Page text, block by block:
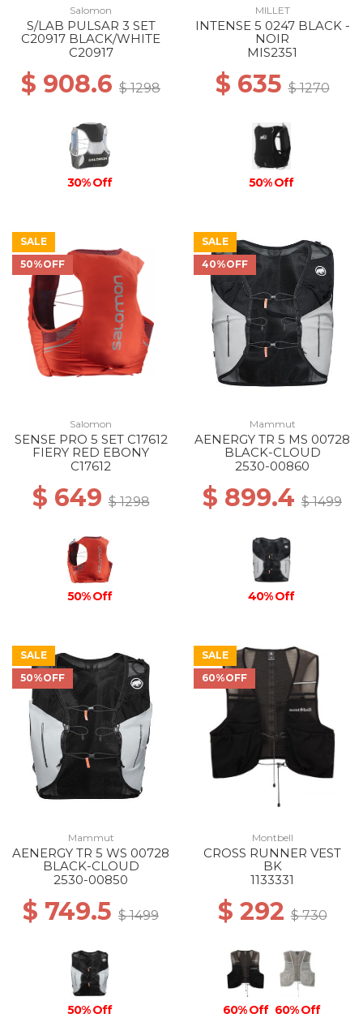
Salomon
S/LAB PULSAR 3 SET
C20917 BLACK/WHITE
C20917
$ 908.6 $ 1298
30% Off
MILLET
INTENSE 5 0247 BLACK -
NOIR
MIS2351
$ 635$ 1270
50% Off
SALE
50%OFF
Salomon
SENSE PRO 5 SET C17612
FIERY RED EBONY
C17612
$ 649$ 1298
50% Off
SALE
40%OFF
Mammut
AENERGY TR 5 MS 00728
BLACK-CLOUD
2530-00860
$ 899.4 $ 1499
40% Off
SALE
50%OFF
Mammut
AENERGY TR 5 WS 00728
BLACK-CLOUD
2530-00850
$ 749.5 $ 1499
50% Off
SALE
60%OFF
Montbell
CROSS RUNNER VEST
BK
1133331
$ 292$ 730
60% Off 60% Off